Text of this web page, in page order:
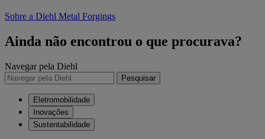
Sobre a Diehl Metal Forgings
Ainda não encontrou o que procurava?
Navegar pela Diehl
Pesquisar
Eletromobilidade
Inovações
Sustentabilidade